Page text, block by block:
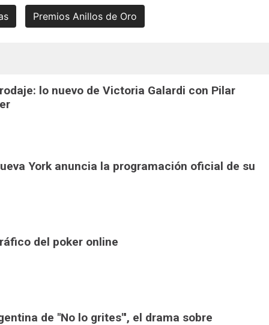
Premios Anillos de Oro
lo nuevo de Victoria Galardi con Pilar
York anuncia la programación oficial de su
del poker online
de "No lo grites"', el drama sobre